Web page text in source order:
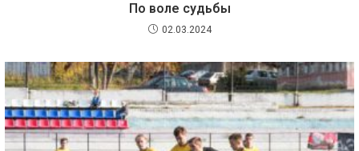
По воле судьбы
02.03.2024